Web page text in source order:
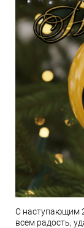
С наступающим
всем радость,